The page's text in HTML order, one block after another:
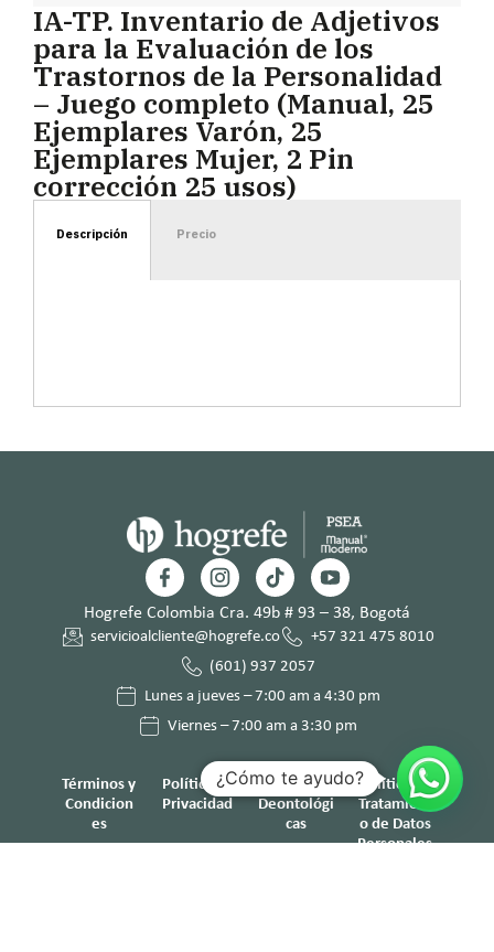
IA-TP. Inventario de Adjetivos
para la Evaluación de los
Trastornos de la Personalidad
– Juego completo (Manual, 25
Ejemplares Varón, 25
Ejemplares Mujer, 2 Pin
corrección 25 usos)
Descripción Precio
Hogrefe Colombia Cra. 49b # 93 – 38, Bogotá
servicioalcliente@hogrefe.co
+57 321 475 8010
(601) 937 2057
Lunes a jueves – 7:00 am a 4:30 pm
Viernes – 7:00 am a 3:30 pm
Términos y
Condicion
es
Política de
Privacidad
Normas
Deontológi
cas
Política de
Tratamient
o de Datos
Personales
¿Cómo te ayudo?